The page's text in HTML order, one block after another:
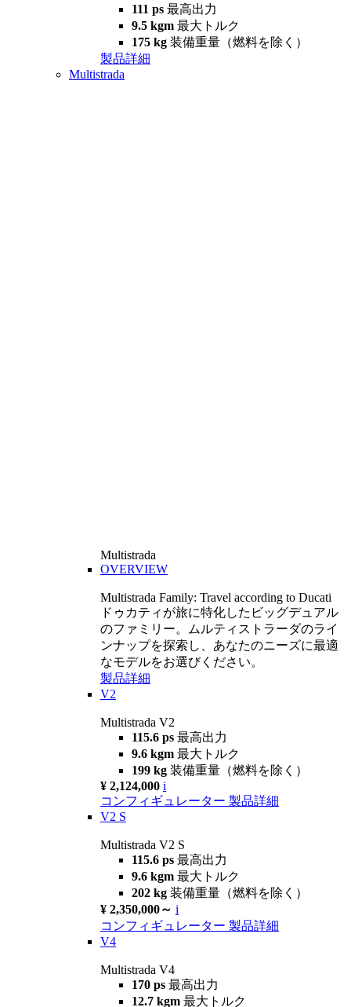
111 ps 最高出力
9.5 kgm 最大トルク
175 kg 装備重量（燃料を除く）
製品詳細
Multistrada
Multistrada
OVERVIEW
Multistrada Family: Travel according to Ducati
ドゥカティが旅に特化したビッグデュアル
のファミリー。ムルティストラーダのライ
ンナップを探索し、あなたのニーズに最適
なモデルをお選びください。
製品詳細
V2
Multistrada V2
115.6 ps 最高出力
9.6 kgm 最大トルク
199 kg 装備重量（燃料を除く）
¥ 2,124,000 i
コンフィギュレーター 製品詳細
V2 S
Multistrada V2 S
115.6 ps 最高出力
9.6 kgm 最大トルク
202 kg 装備重量（燃料を除く）
¥ 2,350,000～ i
コンフィギュレーター 製品詳細
V4
Multistrada V4
170 ps 最高出力
12.7 kgm 最大トルク